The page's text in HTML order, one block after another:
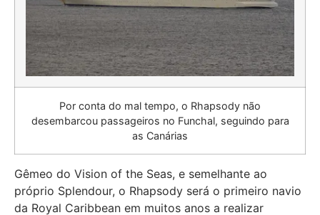
Por conta do mal tempo, o Rhapsody não
desembarcou passageiros no Funchal, seguindo para
as Canárias
Gêmeo do Vision of the Seas, e semelhante ao
próprio Splendour, o Rhapsody será o primeiro navio
da Royal Caribbean em muitos anos a realizar